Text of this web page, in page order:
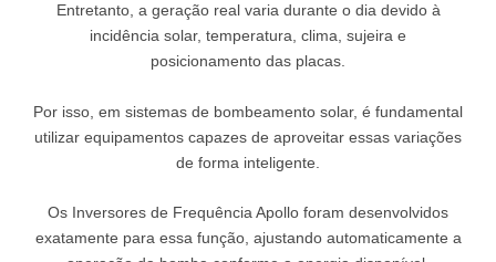
Entretanto, a geração real varia durante o dia devido à
incidência solar, temperatura, clima, sujeira e
posicionamento das placas.
Por isso, em sistemas de bombeamento solar, é fundamental
utilizar equipamentos capazes de aproveitar essas variações
de forma inteligente.
Os Inversores de Frequência Apollo foram desenvolvidos
exatamente para essa função, ajustando automaticamente a